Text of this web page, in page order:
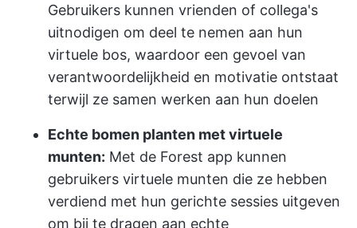
Gebruikers kunnen vrienden of collega's
uitnodigen om deel te nemen aan hun
virtuele bos, waardoor een gevoel van
verantwoordelijkheid en motivatie ontstaat
terwijl ze samen werken aan hun doelen
Echte bomen planten met virtuele
munten: Met de Forest app kunnen
gebruikers virtuele munten die ze hebben
verdiend met hun gerichte sessies uitgeven
om bij te dragen aan echte